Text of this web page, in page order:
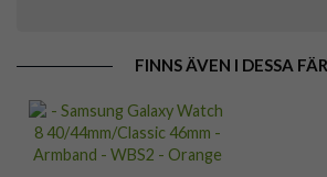
FINNS ÄVEN I DESSA